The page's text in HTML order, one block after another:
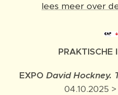
lees meer over
PRAKTISCHE
EXPO David Hockney.
04.10.2025